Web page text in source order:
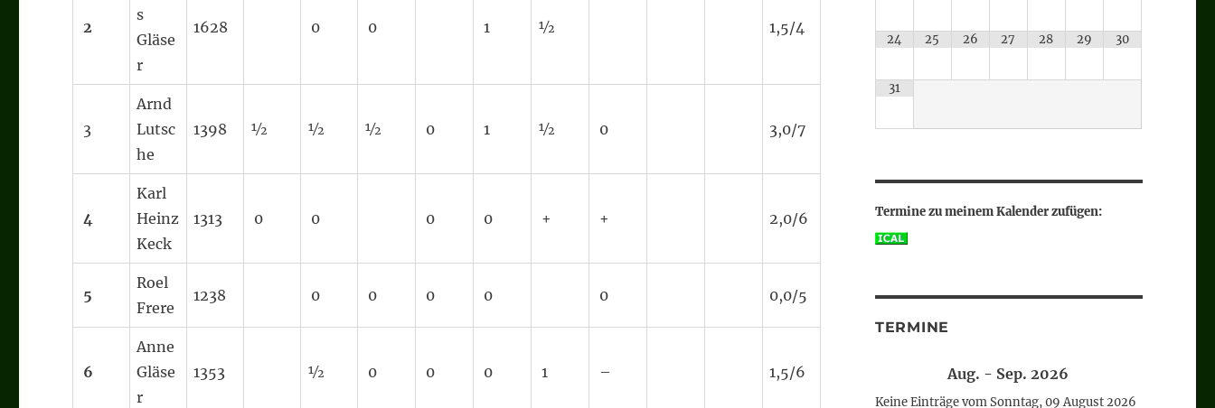
2
s
Gläse
r
1628 0 0 1 ½ 1,5/4
3
Arnd
Lutsc
he
1398 ½ ½ ½ 0 1 ½ 0 3,0/7
4
Karl
Heinz
Keck
1313 0 0 0 0 + + 2,0/6
5
Roel
Frere
1238 0 0 0 0 0 0,0/5
6
Anne
Gläse
r
1353 ½ 0 0 0 1 – 1,5/6
24 25 26 27 28 29 30
31
Termine zu meinem Kalender zufügen:
TERMINE
Aug. - Sep. 2026
Keine Einträge vom Sonntag, 09 August 2026